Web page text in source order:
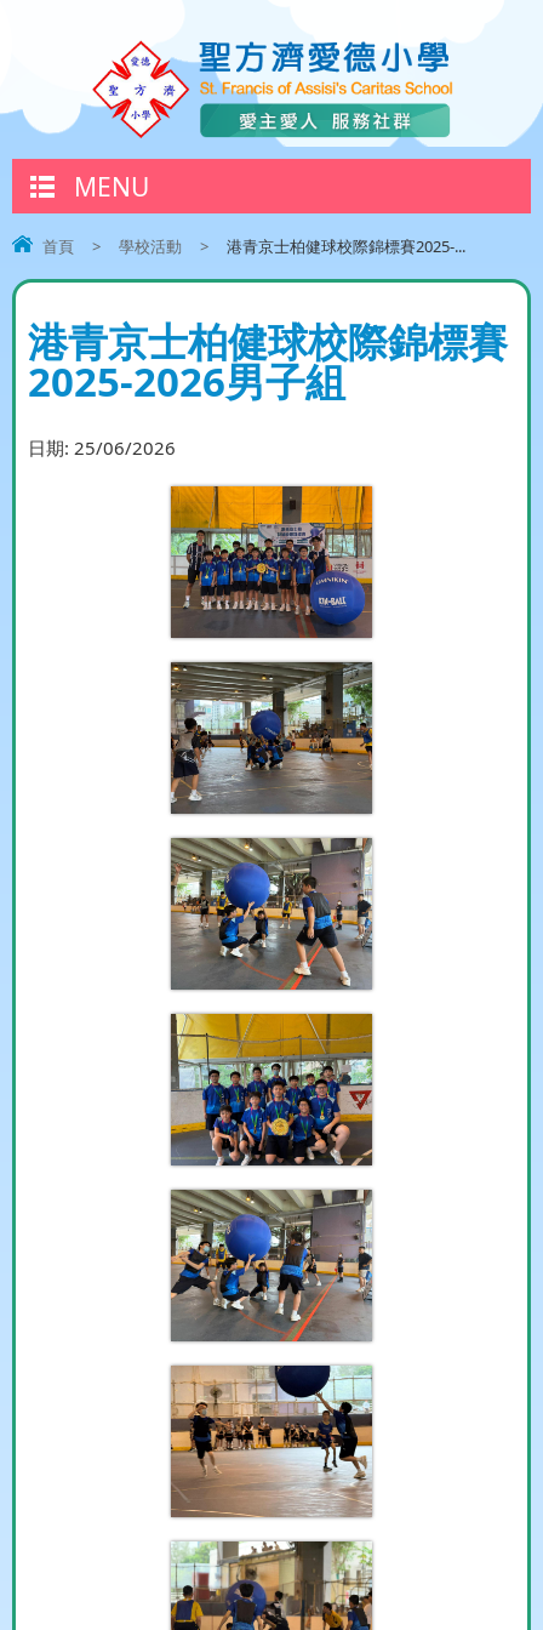
MENU
首頁 > 學校活動 > 港青京士柏健球校際錦標賽2025-...
港青京士柏健球校際錦標賽
2025-2026男子組
日期: 25/06/2026